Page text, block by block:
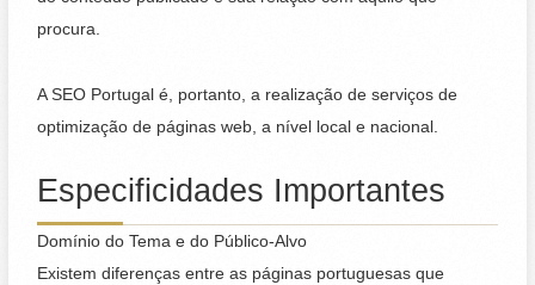
procura.
A SEO Portugal é, portanto, a realização de serviços de
optimização de páginas web, a nível local e nacional.
Especificidades Importantes
Domínio do Tema e do Público-Alvo
Existem diferenças entre as páginas portuguesas que